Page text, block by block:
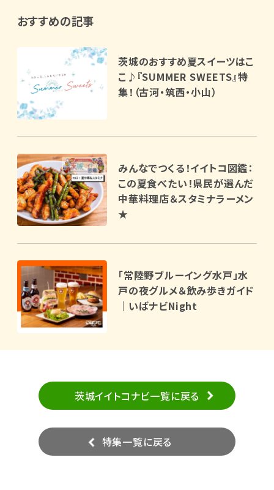
おすすめの記事
茨城のおすすめ夏スイーツはこ
こ♪『SUMMER SWEETS』特
集！（古河・筑西・小山）
みんなでつくる！イイトコ図鑑：
この夏食べたい！県民が選んだ
中華料理店＆スタミナラーメン
★
「常陸野ブルーイング水戸」水
戸の夜グルメ＆飲み歩きガイド
｜いばナビNight
茨城イイトコナビ一覧に戻る
特集一覧に戻る